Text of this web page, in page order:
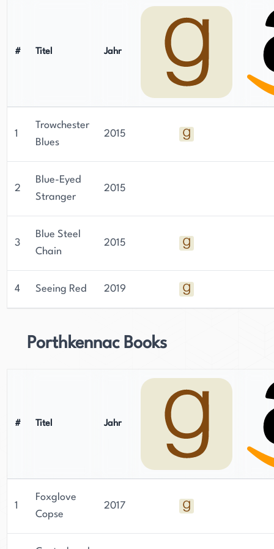
# Titel Jahr
1
Trowchester
Blues
2015
2
Blue-Eyed
Stranger
2015
3
Blue Steel
Chain
2015
4 Seeing Red 2019
Porthkennac Books
# Titel Jahr
1
Foxglove
Copse
2017